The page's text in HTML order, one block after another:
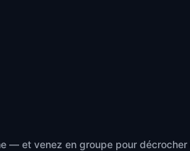
— et venez en groupe pour décrocher